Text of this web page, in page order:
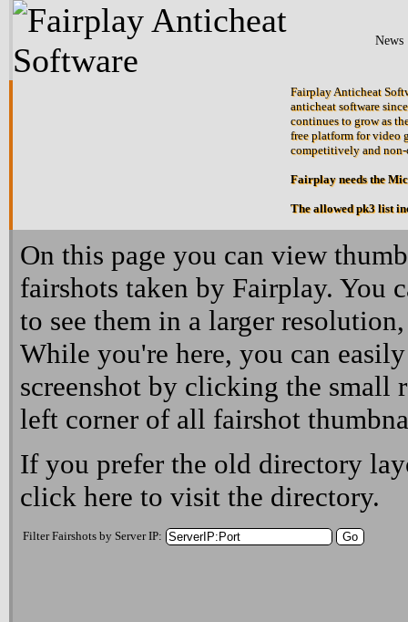
News
Fairplay Anticheat
anticheat software
continues to grow as
free platform for video
competitively and
Fairplay needs the
The allowed pk3 list
On this page you can view
fairshots taken by Fairplay. You
to see them in a larger
While you're here, you can
screenshot by clicking the small
left corner of all fairshot
If you prefer the old directory
click here to visit the directory.
Filter Fairshots by Server IP: